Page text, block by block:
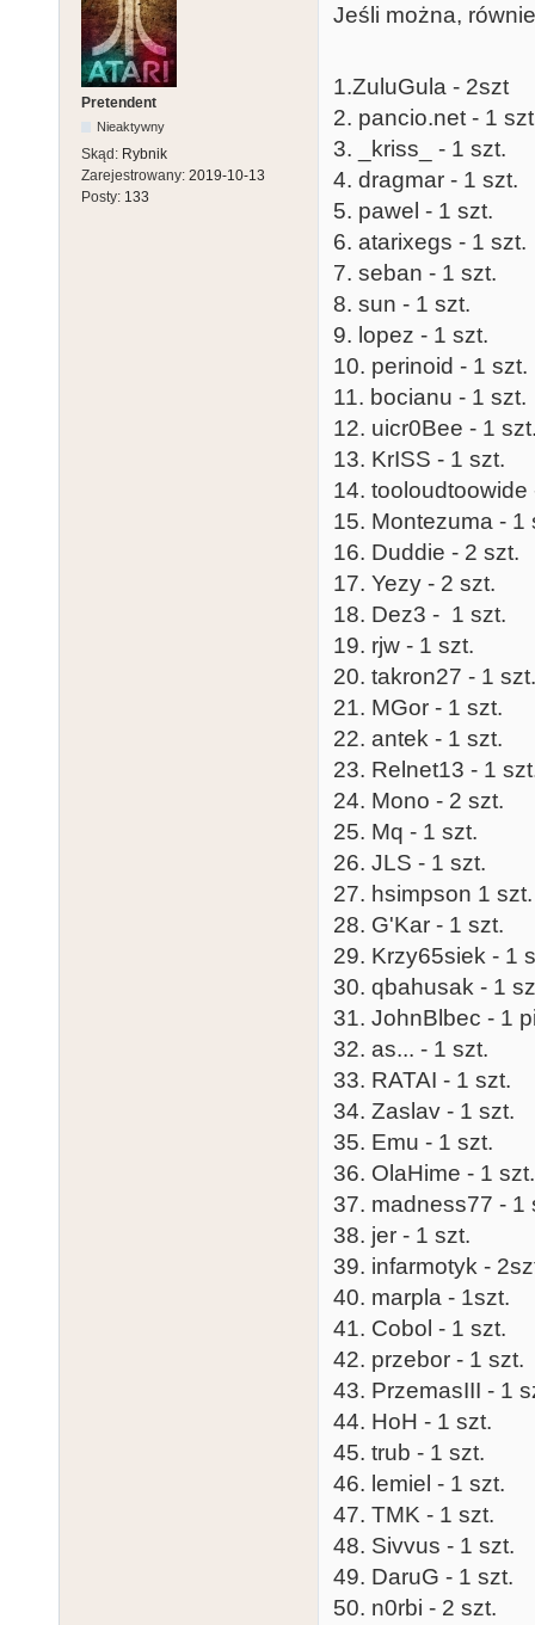
Pretendent
Nieaktywny
Skąd: Rybnik
Zarejestrowany: 2019-10-13
Posty: 133
Jeśli można,
1.ZuluGula - 2szt
2. pancio.net - 1
3. _kriss_ - 1 szt.
4. dragmar - 1 szt.
5. pawel - 1 szt.
6. atarixegs - 1 szt.
7. seban - 1 szt.
8. sun - 1 szt.
9. lopez - 1 szt.
10. perinoid - 1 szt.
11. bocianu - 1 szt.
12. uicr0Bee - 1
13. KrISS - 1 szt.
14. tooloudtoowide
15. Montezuma - 1
16. Duddie - 2 szt.
17. Yezy - 2 szt.
18. Dez3 - 1 szt.
19. rjw - 1 szt.
20. takron27 - 1 szt.
21. MGor - 1 szt.
22. antek - 1 szt.
23. Relnet13 - 1
24. Mono - 2 szt.
25. Mq - 1 szt.
26. JLS - 1 szt.
27. hsimpson 1 szt.
28. G'Kar - 1 szt.
29. Krzy65siek - 1
30. qbahusak - 1
31. JohnBlbec - 1
32. as... - 1 szt.
33. RATAI - 1 szt.
34. Zaslav - 1 szt.
35. Emu - 1 szt.
36. OlaHime - 1 szt.
37. madness77 - 1
38. jer - 1 szt.
39. infarmotyk -
40. marpla - 1szt.
41. Cobol - 1 szt.
42. przebor - 1 szt.
43. PrzemasIII - 1
44. HoH - 1 szt.
45. trub - 1 szt.
46. lemiel - 1 szt.
47. TMK - 1 szt.
48. Sivvus - 1 szt.
49. DaruG - 1 szt.
50. n0rbi - 2 szt.